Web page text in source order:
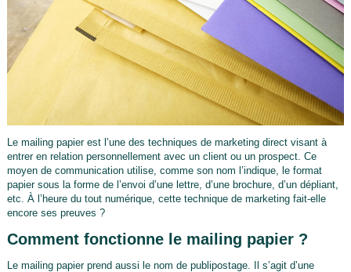
Le mailing papier est l’une des techniques de marketing direct visant à
entrer en relation personnellement avec un client ou un prospect. Ce
moyen de communication utilise, comme son nom l’indique, le format
papier sous la forme de l’envoi d’une lettre, d’une brochure, d’un dépliant,
etc. À l’heure du tout numérique, cette technique de marketing fait-elle
encore ses preuves ?
Comment fonctionne le mailing papier ?
Le mailing papier prend aussi le nom de publipostage. Il s’agit d’une